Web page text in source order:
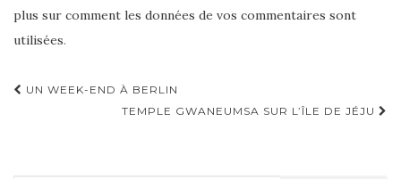
plus sur comment les données de vos commentaires sont
utilisées.
Navigation d'article
UN WEEK-END À BERLIN
TEMPLE GWANEUMSA SUR L’ÎLE DE JÉJU